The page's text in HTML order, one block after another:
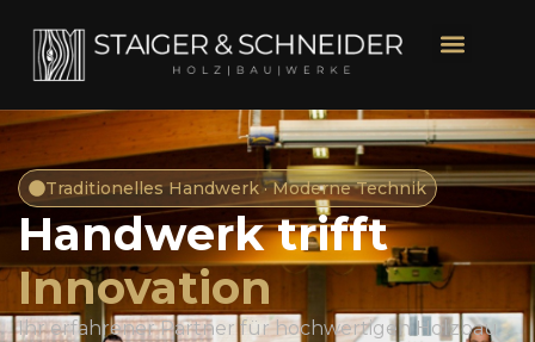
Traditionelles Handwerk · Moderne Technik
Handwerk trifft
Innovation
Ihr erfahrener Partner für hochwertigen Holzbau